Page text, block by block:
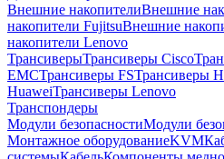
Внешние накопителиВнешние
накопители FujitsuВнешние
накопители Lenovo
ТрансиверыТрансиверы Cisco
EMCТрансиверы FSТрансиверы
HuaweiТрансиверы Lenovo
Транспондеры
Модули безопасностиМодули
Монтажное оборудованиеKVM